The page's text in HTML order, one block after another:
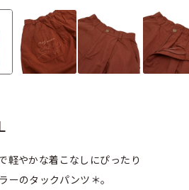
軽やかな着こなしにぴったり
ーのタックパンツ＊。